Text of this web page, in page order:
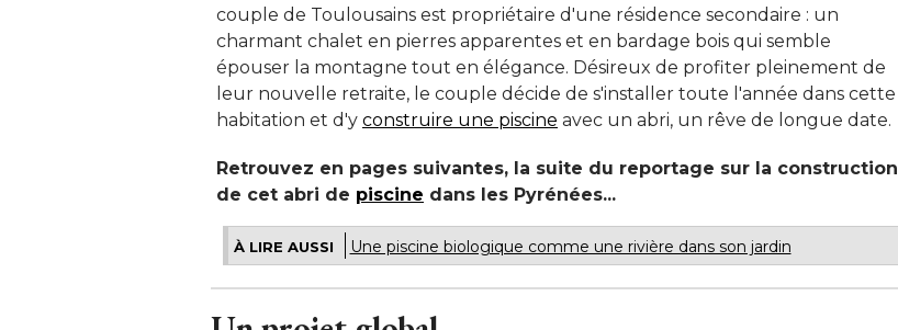
couple de Toulousains est propriétaire d'une résidence secondaire : un
charmant chalet en pierres apparentes et en bardage bois qui semble
épouser la montagne tout en élégance. Désireux de profiter pleinement de
leur nouvelle retraite, le couple décide de s'installer toute l'année dans cette
habitation et d'y construire une piscine avec un abri, un rêve de longue date.
Retrouvez en pages suivantes, la suite du reportage sur la construction
de cet abri de piscine dans les Pyrénées...
À LIRE AUSSI Une piscine biologique comme une rivière dans son jardin